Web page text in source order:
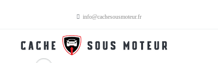
info@cachesousmoteur.fr